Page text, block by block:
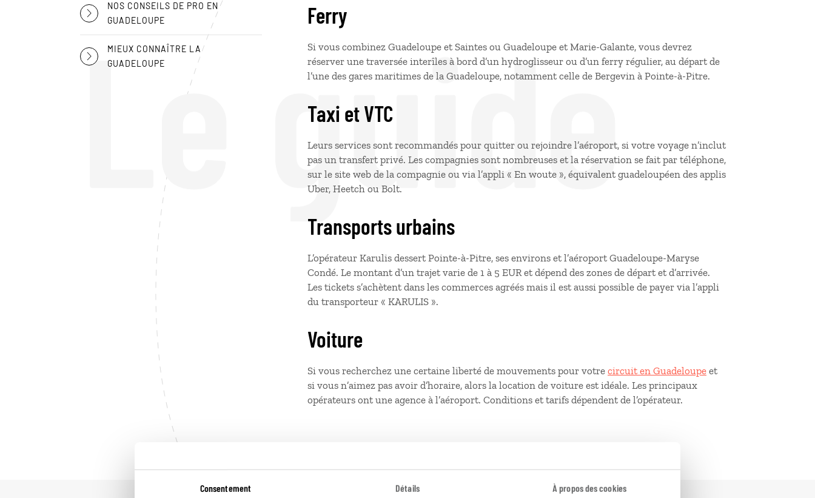
Consentement Détails À propos des cookies
Le guide
NOS CONSEILS DE PRO EN
GUADELOUPE
MIEUX CONNAÎTRE LA
GUADELOUPE
Ferry
Si vous combinez Guadeloupe et Saintes ou Guadeloupe et Marie-Galante, vous devrez
réserver une traversée interîles à bord d’un hydroglisseur ou d’un ferry régulier, au départ de
l’une des gares maritimes de la Guadeloupe, notamment celle de Bergevin à Pointe-à-Pitre.
Taxi et VTC
Leurs services sont recommandés pour quitter ou rejoindre l’aéroport, si votre voyage n’inclut
pas un transfert privé. Les compagnies sont nombreuses et la réservation se fait par téléphone,
sur le site web de la compagnie ou via l’appli « En woute », équivalent guadeloupéen des applis
Uber, Heetch ou Bolt.
Transports urbains
L’opérateur Karulis dessert Pointe-à-Pitre, ses environs et l’aéroport Guadeloupe-Maryse
Condé. Le montant d’un trajet varie de 1 à 5 EUR et dépend des zones de départ et d’arrivée.
Les tickets s’achètent dans les commerces agréés mais il est aussi possible de payer via l’appli
du transporteur « KARULIS ».
Voiture
Si vous recherchez une certaine liberté de mouvements pour votre circuit en Guadeloupe et
si vous n’aimez pas avoir d’horaire, alors la location de voiture est idéale. Les principaux
opérateurs ont une agence à l’aéroport. Conditions et tarifs dépendent de l’opérateur.